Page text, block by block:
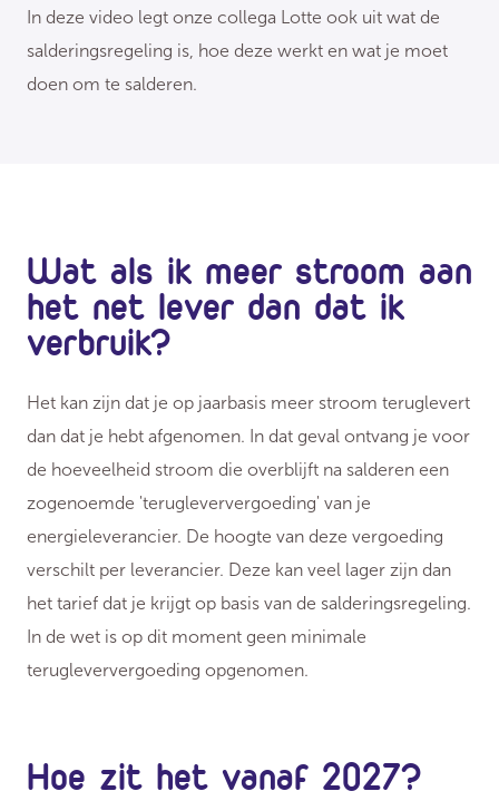
In deze video legt onze collega Lotte ook uit wat de
salderingsregeling is, hoe deze werkt en wat je moet
doen om te salderen.
Wat als ik meer stroom aan
het net lever dan dat ik
verbruik?
Het kan zijn dat je op jaarbasis meer stroom teruglevert
dan dat je hebt afgenomen. In dat geval ontvang je voor
de hoeveelheid stroom die overblijft na salderen een
zogenoemde 'terugleververgoeding' van je
energieleverancier. De hoogte van deze vergoeding
verschilt per leverancier. Deze kan veel lager zijn dan
het tarief dat je krijgt op basis van de salderingsregeling.
In de wet is op dit moment geen minimale
terugleververgoeding opgenomen.
Hoe zit het vanaf 2027?